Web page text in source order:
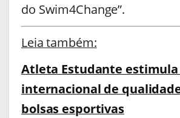
do Swim4Change”.
Leia também:
Atleta Estudante estimula
internacional de
bolsas esportivas